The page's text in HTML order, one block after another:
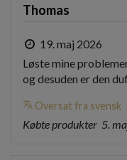
Thomas
19. maj 2026
Løste mine
og desuden er den
translate Oversat fra svensk
Købte produkter 5.